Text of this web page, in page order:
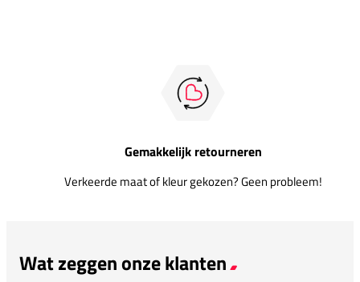
Gemakkelijk retourneren
Verkeerde maat of kleur gekozen? Geen probleem!
Wat zeggen onze klanten